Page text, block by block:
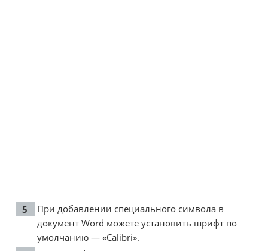
При добавлении специального символа в
документ Word можете установить шрифт по
умолчанию — «Calibri».